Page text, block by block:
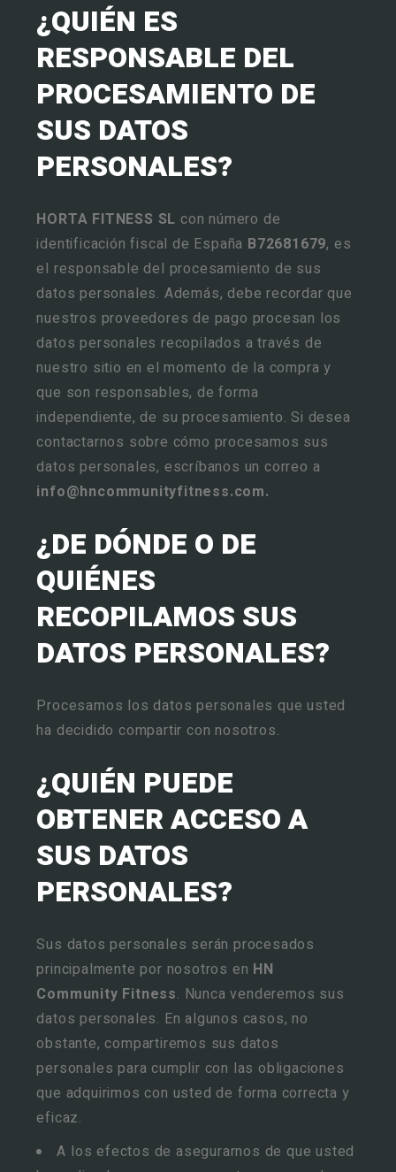
¿QUIÉN ES
RESPONSABLE DEL
PROCESAMIENTO DE
SUS DATOS
PERSONALES?
HORTA FITNESS SL con número de
identificación fiscal de España B72681679, es
el responsable del procesamiento de sus
datos personales. Además, debe recordar que
nuestros proveedores de pago procesan los
datos personales recopilados a través de
nuestro sitio en el momento de la compra y
que son responsables, de forma
independiente, de su procesamiento. Si desea
contactarnos sobre cómo procesamos sus
datos personales, escríbanos un correo a
info@hncommunityfitness.com.
¿DE DÓNDE O DE
QUIÉNES
RECOPILAMOS SUS
DATOS PERSONALES?
Procesamos los datos personales que usted
ha decidido compartir con nosotros.
¿QUIÉN PUEDE
OBTENER ACCESO A
SUS DATOS
PERSONALES?
Sus datos personales serán procesados
principalmente por nosotros en HN
Community Fitness. Nunca venderemos sus
datos personales. En algunos casos, no
obstante, compartiremos sus datos
personales para cumplir con las obligaciones
que adquirimos con usted de forma correcta y
eficaz.
A los efectos de asegurarnos de que usted